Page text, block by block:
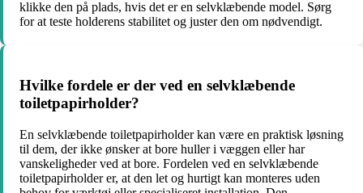
klikke den på plads, hvis det er en selvklæbende model. Sørg
for at teste holderens stabilitet og juster den om nødvendigt.
Hvilke fordele er der ved en selvklæbende
toiletpapirholder?
En selvklæbende toiletpapirholder kan være en praktisk løsning
til dem, der ikke ønsker at bore huller i væggen eller har
vanskeligheder ved at bore. Fordelen ved en selvklæbende
toiletpapirholder er, at den let og hurtigt kan monteres uden